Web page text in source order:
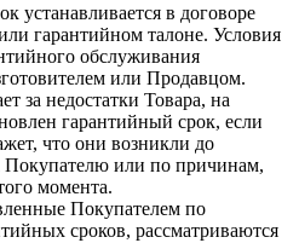
устанавливается в договоре
гарантийном талоне. Условия
обслуживания
или Продавцом.
за недостатки Товара, на
гарантийный срок, если
что они возникли до
Покупателю или по причинам,
момента.
Покупателем по
сроков, рассматриваются